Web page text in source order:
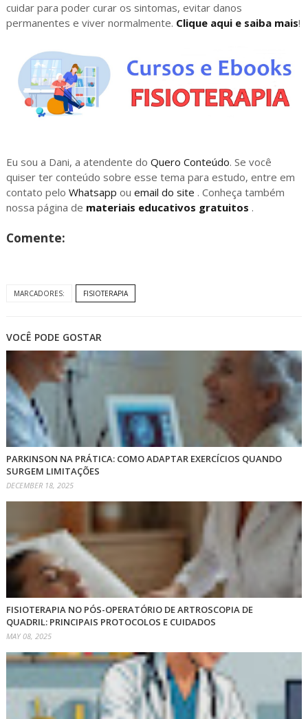
cuidar para poder curar os sintomas, evitar danos
permanentes e viver normalmente. Clique aqui e saiba mais!
Eu sou a Dani, a atendente do Quero Conteúdo. Se você
quiser ter conteúdo sobre esse tema para estudo, entre em
contato pelo Whatsapp ou email do site . Conheça também
nossa página de materiais educativos gratuitos .
Comente:
MARCADORES: FISIOTERAPIA
VOCÊ PODE GOSTAR
PARKINSON NA PRÁTICA: COMO ADAPTAR EXERCÍCIOS QUANDO
SURGEM LIMITAÇÕES
DECEMBER 18, 2025
FISIOTERAPIA NO PÓS-OPERATÓRIO DE ARTROSCOPIA DE
QUADRIL: PRINCIPAIS PROTOCOLOS E CUIDADOS
MAY 08, 2025